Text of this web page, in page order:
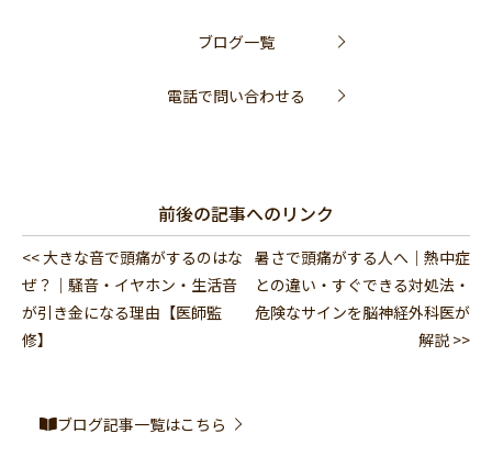
ブログ一覧
電話で問い合わせる
前後の記事へのリンク
<< 大きな音で頭痛がするのはな
ぜ？｜騒音・イヤホン・生活音
が引き金になる理由【医師監
修】
暑さで頭痛がする人へ｜熱中症
との違い・すぐできる対処法・
危険なサインを脳神経外科医が
解説 >>
ブログ記事一覧はこちら